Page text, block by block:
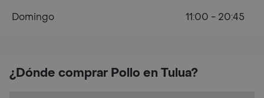
¿Dónde comprar Pollo en Tulua?
Domingo
11:00 - 20:45